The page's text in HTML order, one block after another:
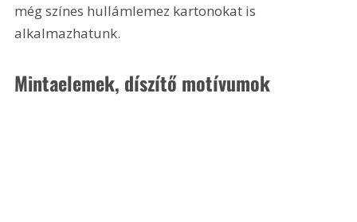
még színes hullámlemez kartonokat is
alkalmazhatunk.
Mintaelemek, díszítő motívumok